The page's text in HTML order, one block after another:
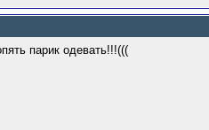
парик одевать!!!(((